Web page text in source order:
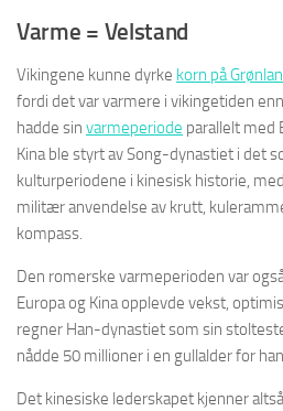
Varme = Velstand
Vikingene kunne dyrke korn på
fordi det var varmere i vikingetiden
hadde sin varmeperiode parallelt med
Kina ble styrt av Song-dynastiet i det
kulturperiodene i kinesisk historie,
militær anvendelse av krutt,
kompass.
Den romerske varmeperioden var
Europa og Kina opplevde vekst,
regner Han-dynastiet som sin
nådde 50 millioner i en gullalder for
Det kinesiske lederskapet kjenner